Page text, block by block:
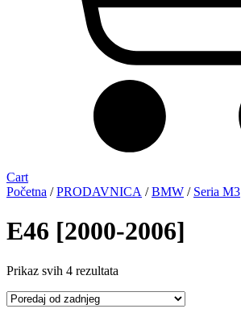
Cart
Početna /PRODAVNICA /BMW / Seria M3
E46 [2000-2006]
Prikaz svih 4 rezultata